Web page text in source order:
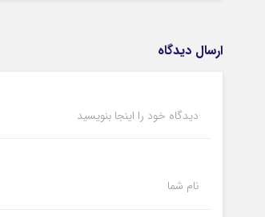
ارسال دیدگاه
دیدگاه خود را اینجا بنویسید
نام شما